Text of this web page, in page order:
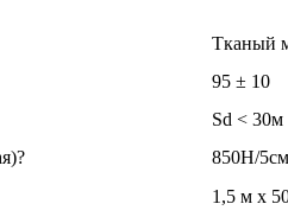
Тканый
95 ± 10
Sd < 30м
?
850Н/
1,5 м х